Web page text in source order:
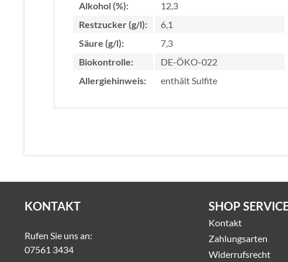
Alkohol (%):
12,3
Restzucker (g/l):
6,1
Säure (g/l):
7,3
Biokontrolle:
DE-ÖKO-022
Allergiehinweis:
enthält Sulfite
KONTAKT
Rufen Sie uns an:
07561 3434
SHOP
Kontakt
Zahlungsarten
Widerrufsrecht